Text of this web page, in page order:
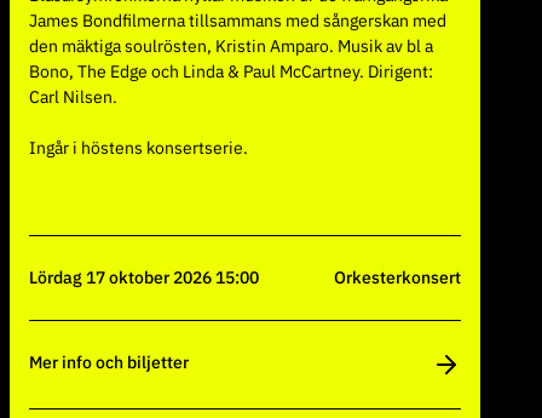
James Bondfilmerna tillsammans med sångerskan med
den mäktiga soulrösten, Kristin Amparo. Musik av bl a
Bono, The Edge och Linda & Paul McCartney. Dirigent:
Carl Nilsen.
Ingår i höstens konsertserie.
lördag 17 oktober 2026 15:00 Orkesterkonsert
Mer info och biljetter